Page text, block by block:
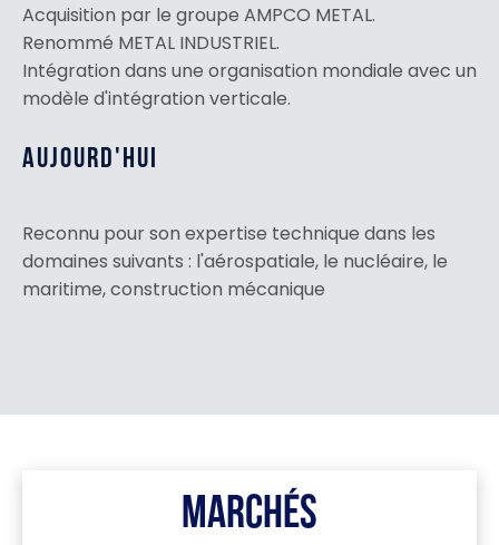
Acquisition par le groupe AMPCO METAL.
Renommé METAL INDUSTRIEL.
Intégration dans une organisation mondiale avec un
modèle d'intégration verticale.
AUJOURD'HUI
Reconnu pour son expertise technique dans les
domaines suivants : l'aérospatiale, le nucléaire, le
maritime,construction mécanique
Marchés